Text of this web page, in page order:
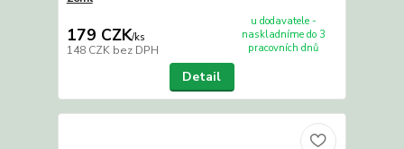
179 CZK/ks
148 CZK bez DPH
u dodavatele -
naskladníme do 3
pracovních dnů
Detail